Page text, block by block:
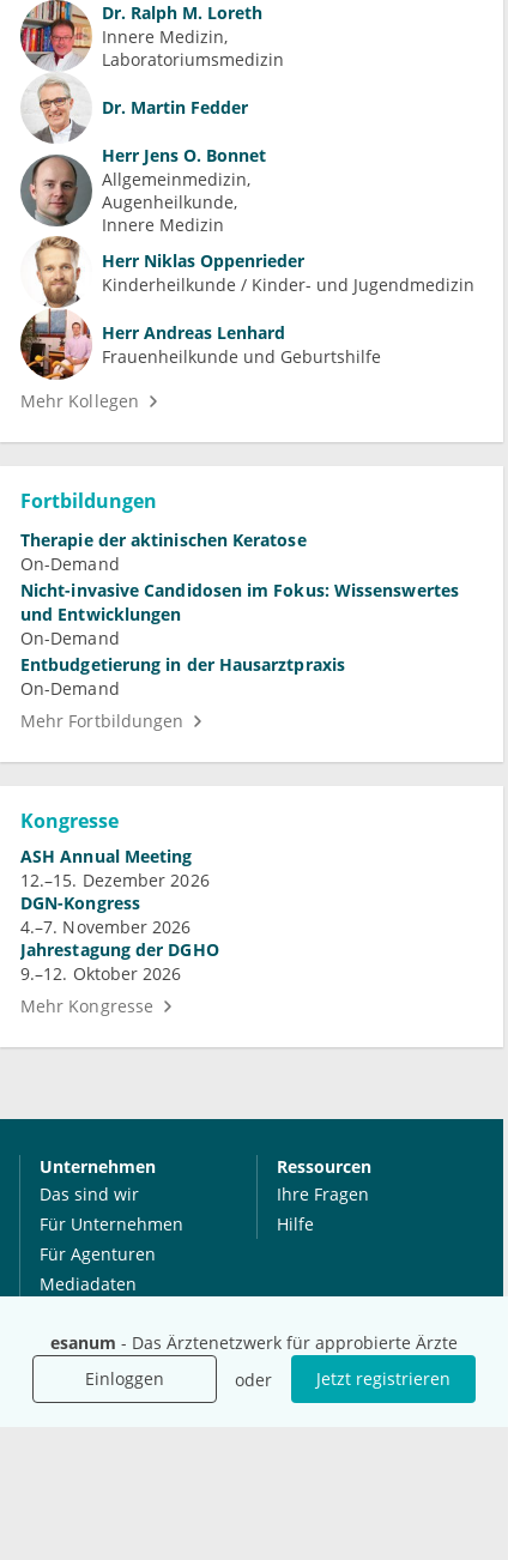
esanum - Das Ärztenetzwerk für approbierte Ärzte
Einloggen
oder Jetzt registrieren
Dr. Ralph M. Loreth
Innere Medizin
Laboratoriumsmedizin
Dr. Martin Fedder
Herr Jens O. Bonnet
Allgemeinmedizin
Augenheilkunde
Innere Medizin
Herr Niklas Oppenrieder
Kinderheilkunde / Kinder- und Jugendmedizin
Herr Andreas Lenhard
Frauenheilkunde und Geburtshilfe
Mehr Kollegen
Fortbildungen
Therapie der aktinischen Keratose
On-Demand
Nicht-invasive Candidosen im Fokus: Wissenswertes
und Entwicklungen
On-Demand
Entbudgetierung in der Hausarztpraxis
On-Demand
Mehr Fortbildungen
Kongresse
ASH Annual Meeting
12.–15. Dezember 2026
DGN-Kongress
4.–7. November 2026
Jahrestagung der DGHO
9.–12. Oktober 2026
Mehr Kongresse
Unternehmen
Das sind wir
Für Unternehmen
Für Agenturen
Mediadaten
Karriere
Ressourcen
Ihre Fragen
Hilfe